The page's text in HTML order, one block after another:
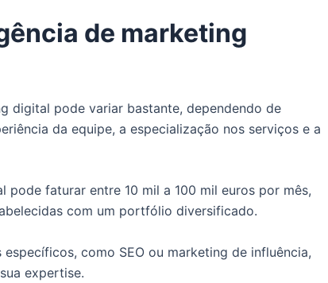
de marketing
digital pode variar bastante, dependendo de
da equipe, a especialização nos serviços e a
pode faturar entre 10 mil a 100 mil euros por mês,
com um portfólio diversificado.
como SEO ou marketing de influência,
expertise.